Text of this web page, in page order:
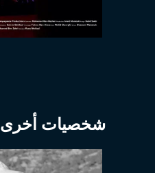
شخصيات أخرى